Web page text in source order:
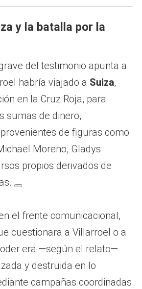
y la batalla por la
del testimonio apunta a
habría viajado a Suiza,
en la Cruz Roja, para
sumas de dinero,
de figuras como
Moreno, Gladys
propios derivados de
el frente comunicacional,
cuestionara a Villarroel o a
era —según el relato—
y destruida en lo
campañas coordinadas